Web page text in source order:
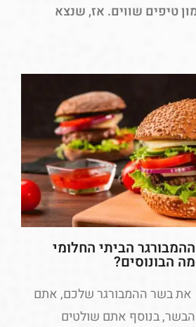
טיפים שווים. אז, שנצא
הביתי החלומי
הבונוסים?
בשר ההמבורגר שלכם, אתם
הבשר, בנוסף אתם שולטים